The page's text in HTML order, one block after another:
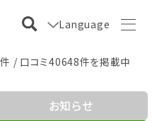
Language
/ 口コミ40648件を掲載中
お知らせ